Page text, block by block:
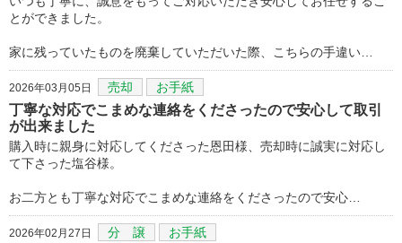
とができました。
家に残っていたものを廃棄していただいた際、こちらの手違い…
2026年03月05日 売却 お手紙
丁寧な対応でこまめな連絡をくださったので安心して取引
が出来ました
購入時に親身に対応してくださった恩田様、売却時に誠実に対応し
て下さった塩谷様。
お二方とも丁寧な対応でこまめな連絡をくださったので安心…
2026年02月27日 分 譲 お手紙